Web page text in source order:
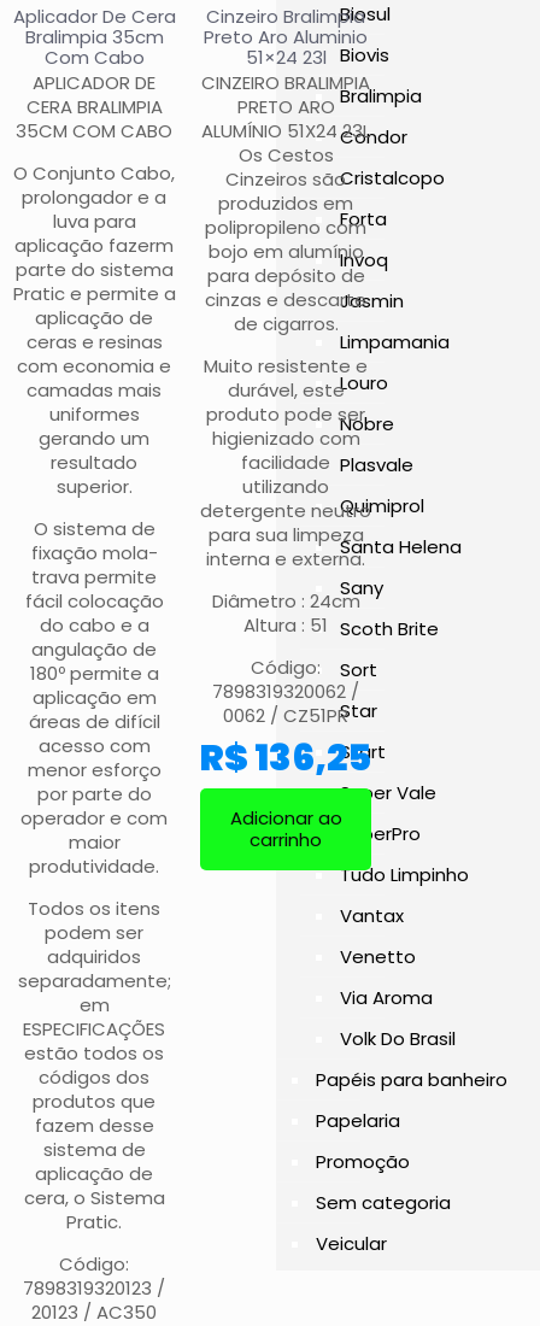
Aplicador De Cera
Bralimpia 35cm
Com Cabo
APLICADOR DE
CERA BRALIMPIA
35CM COM CABO
O Conjunto Cabo,
prolongador e a
luva para
aplicação fazerm
parte do sistema
Pratic e permite a
aplicação de
ceras e resinas
com economia e
camadas mais
uniformes
gerando um
resultado
superior.
O sistema de
fixação mola-
trava permite
fácil colocação
do cabo e a
angulação de
180º permite a
aplicação em
áreas de difícil
acesso com
menor esforço
por parte do
operador e com
maior
produtividade.
Todos os itens
podem ser
adquiridos
separadamente;
em
ESPECIFICAÇÕES
estão todos os
códigos dos
produtos que
fazem desse
sistema de
aplicação de
cera, o Sistema
Pratic.
Código:
7898319320123 /
20123 / AC350
Cinzeiro Bralimpia
Preto Aro Aluminio
51×24 23l
CINZEIRO BRALIMPIA
PRETO ARO
ALUMÍNIO 51X24 23L
Os Cestos
Cinzeiros são
produzidos em
polipropileno com
bojo em alumínio
para depósito de
cinzas e descarte
de cigarros.
Muito resistente e
durável, este
produto pode ser
higienizado com
facilidade
utilizando
detergente neutro
para sua limpeza
interna e externa.
Diâmetro : 24cm
Altura : 51
Código:
7898319320062 /
0062 / CZ51PR
R$136,25
Adicionar ao
carrinho
Biosul
Biovis
Bralimpia
Condor
Cristalcopo
Forta
Invoq
Jasmin
Limpamania
Louro
Nobre
Plasvale
Quimiprol
Santa Helena
Sany
Scoth Brite
Sort
Star
Start
Super Vale
SuperPro
Tudo Limpinho
Vantax
Venetto
Via Aroma
Volk Do Brasil
Papéis para banheiro
Papelaria
Promoção
Sem categoria
Veicular